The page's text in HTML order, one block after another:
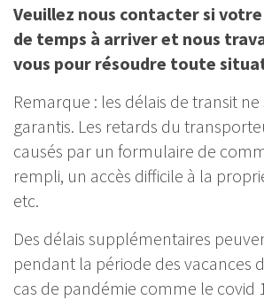
Veuillez nous contacter si
de temps à arriver et nous
vous pour résoudre toute
Remarque : les délais de transit
garantis. Les retards du
causés par un formulaire de
rempli, un accès difficile à la
etc.
Des délais supplémentaires
pendant la période des vacances
cas de pandémie comme le covid